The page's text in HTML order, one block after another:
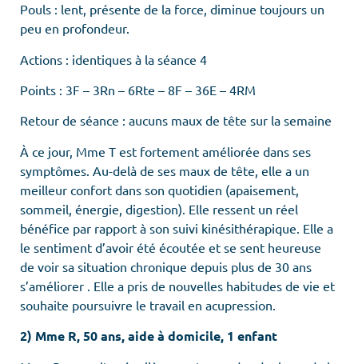
Pouls : lent, présente de la force, diminue toujours un
peu en profondeur.
Actions : identiques à la séance 4
Points : 3F – 3Rn – 6Rte – 8F – 36E – 4RM
Retour de séance : aucuns maux de tête sur la semaine
À ce jour, Mme T est fortement améliorée dans ses
symptômes. Au-delà de ses maux de tête, elle a un
meilleur confort dans son quotidien (apaisement,
sommeil, énergie, digestion). Elle ressent un réel
bénéfice par rapport à son suivi kinésithérapique. Elle a
le sentiment d’avoir été écoutée et se sent heureuse
de voir sa situation chronique depuis plus de 30 ans
s’améliorer . Elle a pris de nouvelles habitudes de vie et
souhaite poursuivre le travail en acupression.
2) Mme R, 50 ans, aide à domicile, 1 enfant